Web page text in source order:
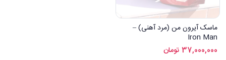
ماسک آیرون من (مرد آهنی) –
Iron Man
37,000,000 تومان